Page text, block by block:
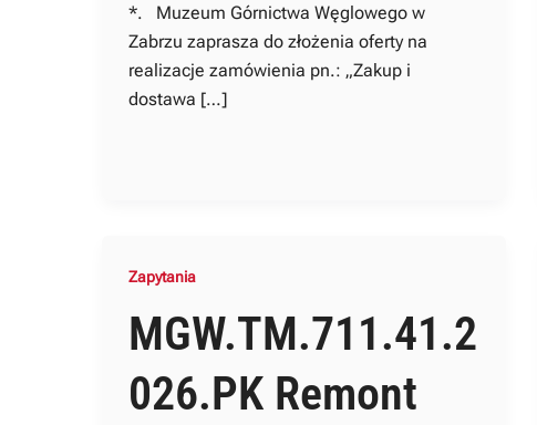
*. Muzeum Górnictwa Węglowego w
Zabrzu zaprasza do złożenia oferty na
realizacje zamówienia pn.: „Zakup i
dostawa […]
Zapytania
MGW.TM.711.41.2
026.PK Remont